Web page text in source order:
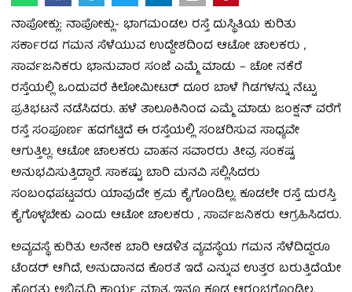
ನಾಪೋಕ್ಲು: ನಾಪೋಕ್ಲು- ಭಾಗಮಂಡಲ ರಸ್ತೆ ದುಸ್ಥಿತಿಯ ಕುರಿತು
ಸರ್ಕಾರದ ಗಮನ ಸೆಳೆಯುವ ಉದ್ದೇಶದಿಂದ ಆಟೋ ಚಾಲಕರು ,
ಸಾರ್ವಜನಿಕರು ಭಾನುವಾರ ಸಂಜೆ ಎಮ್ಮೆ ಮಾಡು – ಚೋ ನಕೆರೆ
ರಸ್ತೆಯಲ್ಲಿ ಒಂದುವರೆ ಕಿಲೋಮೀಟರ್ ದೂರ ಬಾಳೆ ಗಿಡಗಳನ್ನು ನೆಟ್ಟು
ಪ್ರತಿಭಟನೆ ನಡೆಸಿದರು. ಹಳೆ ತಾಲೂಕಿನಿಂದ ಎಮ್ಮೆ ಮಾಡು ಜಂಕ್ಷನ್ ವರೆಗೆ
ರಸ್ತೆ ಸಂಪೂರ್ಣ ಹದಗೆಟ್ಟಿದೆ ಈ ರಸ್ತೆಯಲ್ಲಿ ಸಂಚರಿಸುವ ಸಾಧ್ಯವೇ
ಆಗುತ್ತಿಲ್ಲ. ಆಟೋ ಚಾಲಕರು ವಾಹನ ಸವಾರರು ತೀವ್ರ ಸಂಕಷ್ಟ
ಅನುಭವಿಸುತ್ತಿದ್ದಾರೆ. ಸಾಕಷ್ಟು ಬಾರಿ ಮನವಿ ಸಲ್ಲಿಸಿದರು
ಸಂಬಂಧಪಟ್ಟವರು ಯಾವುದೇ ಕ್ರಮ ಕೈಗೊಂಡಿಲ್ಲ. ಕೂಡಲೇ ರಸ್ತೆ ದುರಸ್ತಿ
ಕೈಗೊಳ್ಳಬೇಕು ಎಂದು ಆಟೋ ಚಾಲಕರು , ಸಾರ್ವಜನಿಕರು ಆಗ್ರಹಿಸಿದರು.
ಅವ್ಯವಸ್ಥೆ ಕುರಿತು ಅನೇಕ ಬಾರಿ ಆಡಳಿತ ವ್ಯವಸ್ಥೆಯ ಗಮನ ಸೆಳೆದಿದ್ದರೂ
ಟೆಂಡರ್ ಆಗಿದೆ, ಅನುದಾನದ ಕೊರತೆ ಇದೆ ಎನ್ನುವ ಉತ್ತರ ಬರುತ್ತಿದೆಯೇ